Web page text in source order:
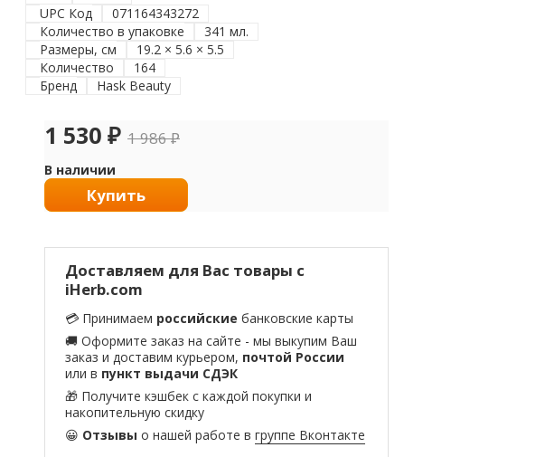
UPC Код
071164343272
Количество в упаковке
341 мл.
Размеры, см
19.2 × 5.6 × 5.5
Количество
164
Бренд
Hask Beauty
1 530 ₽ 1 986₽
В наличии
Купить
Доставляем для Вас товары с
iHerb.com
💳 Принимаем российские банковские карты
🚚 Оформите заказ на сайте - мы выкупим Ваш
заказ и доставим курьером, почтой России
или в пункт выдачи СДЭК
🎁 Получите кэшбек с каждой покупки и
накопительную скидку
😀 Отзывы о нашей работе вгруппе Вконтакте